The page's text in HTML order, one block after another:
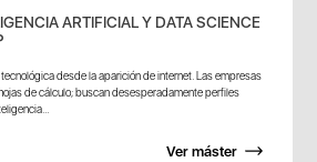
ARTIFICIAL Y DATA SCIENCE
desde la aparición de internet. Las empresas
de cálculo; buscan desesperadamente perfiles
Ver máster